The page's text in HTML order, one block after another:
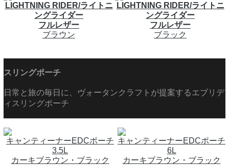
LIGHTNING RIDER/ライトニ
ングライダー
フルレザー
ブラウン
LIGHTNING RIDER/ライトニ
ングライダー
フルレザー
ブラック
スリングポーチ
日常と旅の毎日に、ヴォータンクラフトが提案するエブリデ
ィスリングポーチ
キャンティーナーEDCポーチ
3.5L
カーキブラウン・ブラック
キャンティーナーEDCポーチ
6L
カーキブラウン・ブラック